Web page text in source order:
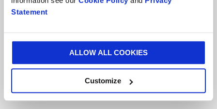
Statement
ALLOW ALL COOKIES
Customize
de
mercado
Sectores de mercado
País